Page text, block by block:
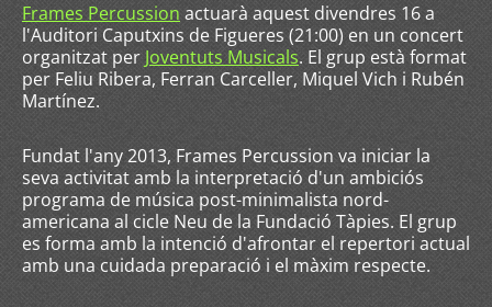
Frames Percussion actuarà aquest divendres 16 a
l'Auditori Caputxins de Figueres (21:00) en un concert
organitzat perJoventuts Musicals. El grup està format
per Feliu Ribera, Ferran Carceller, Miquel Vich i Rubén
Martínez.
Fundat l'any 2013, Frames Percussion va iniciar la
seva activitat amb la interpretació d'un ambiciós
programa de música post-minimalista nord-
americana al cicle Neu de la Fundació Tàpies. El grup
es forma amb la intenció d'afrontar el repertori actual
amb una cuidada preparació i el màxim respecte.